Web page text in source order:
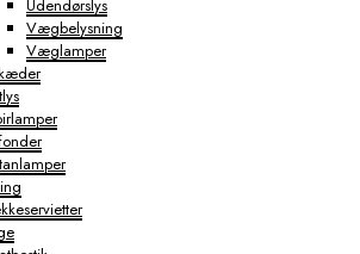
Udendørslys
Vægbelysning
Væglamper